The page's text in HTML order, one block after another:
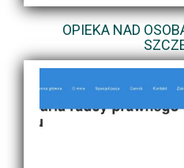
OPIEKA NAD